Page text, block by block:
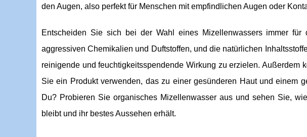
den Augen, also perfekt für Menschen mit empfindlichen Augen oder
Entscheiden Sie sich bei der Wahl eines Mizellenwassers immer
aggressiven Chemikalien und Duftstoffen, und die natürlichen
reinigende und feuchtigkeitsspendende Wirkung zu erzielen. Außerdem
Sie ein Produkt verwenden, das zu einer gesünderen Haut und einem
Du? Probieren Sie organisches Mizellenwasser aus und sehen Sie,
bleibt und ihr bestes Aussehen erhält.